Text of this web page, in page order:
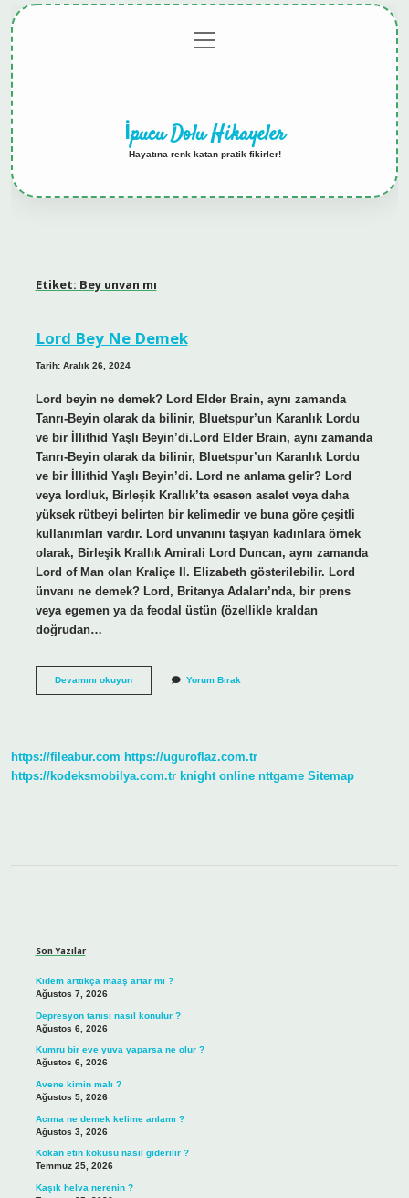
menüyü
aç
İpucu Dolu Hikayeler
Hayatına renk katan pratik fikirler!
Etiket: Bey unvan mı
Lord Bey Ne Demek
Tarih: Aralık 26, 2024
Lord beyin ne demek? Lord Elder Brain, aynı zamanda
Tanrı-Beyin olarak da bilinir, Bluetspur’un Karanlık Lordu
ve bir İllithid Yaşlı Beyin’di.Lord Elder Brain, aynı zamanda
Tanrı-Beyin olarak da bilinir, Bluetspur’un Karanlık Lordu
ve bir İllithid Yaşlı Beyin’di. Lord ne anlama gelir? Lord
veya lordluk, Birleşik Krallık’ta esasen asalet veya daha
yüksek rütbeyi belirten bir kelimedir ve buna göre çeşitli
kullanımları vardır. Lord unvanını taşıyan kadınlara örnek
olarak, Birleşik Krallık Amirali Lord Duncan, aynı zamanda
Lord of Man olan Kraliçe II. Elizabeth gösterilebilir. Lord
ünvanı ne demek? Lord, Britanya Adaları’nda, bir prens
veya egemen ya da feodal üstün (özellikle kraldan
doğrudan…
Devamını okuyunLord
Yorum Bırak
https://fileabur.com https://uguroflaz.com.tr
https://kodeksmobilya.com.tr knight online nttgame Sitemap
Son Yazılar
Kıdem arttıkça maaş artar mı ?
Ağustos 7, 2026
Depresyon tanısı nasıl konulur ?
Ağustos 6, 2026
Kumru bir eve yuva yaparsa ne olur ?
Ağustos 6, 2026
Avene kimin malı ?
Ağustos 5, 2026
Acıma ne demek kelime anlamı ?
Ağustos 3, 2026
Kokan etin kokusu nasıl giderilir ?
Temmuz 25, 2026
Kaşık helva nerenin ?